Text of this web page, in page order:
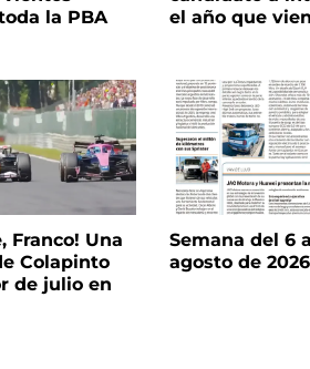
la PBA
el año que
Franco! Una
Colapinto
de julio en
Semana del 6
agosto de 2026